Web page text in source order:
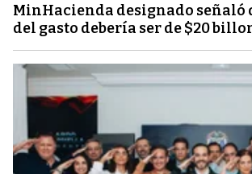
MinHacienda designado señaló
del gasto debería ser de $20